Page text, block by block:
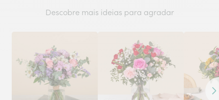
Descobre mais ideias para agradar